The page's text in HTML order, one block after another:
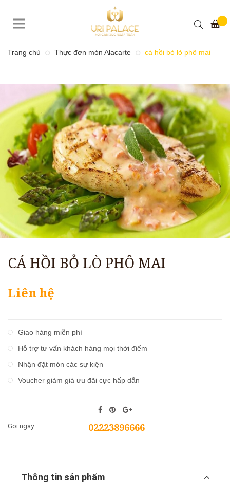
Trang chủ Thực đơn món Alacarte cá hồi bỏ lò phô mai
CÁ HỒI BỎ LÒ PHÔ MAI
Liên hệ
Giao hàng miễn phí
Hỗ trợ tư vấn khách hàng mọi thời điểm
Nhận đặt món các sự kiện
Voucher giảm giá ưu đãi cực hấp dẫn
Gọi ngay: 02223896666
Thông tin sản phẩm